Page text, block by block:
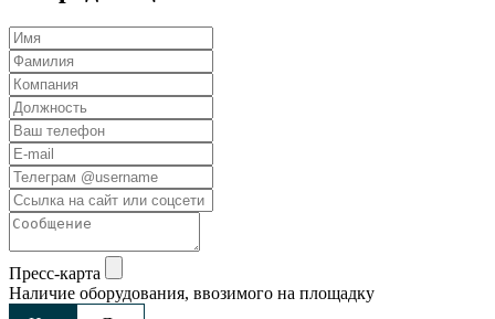
Пресс-карта
Наличие оборудования, ввозимого на площадку